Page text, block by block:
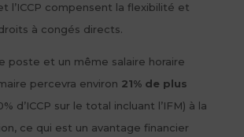
l’ICCP compensent la flexibilité et
à congés directs.
poste et un même salaire horaire
percevra environ 21% de plus
d’ICCP sur le total incluant l’IFM) à la
ce qui est un avantage financier